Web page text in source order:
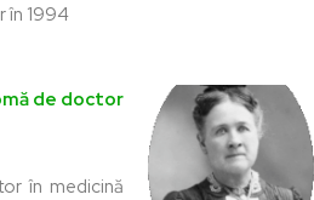
în 1994
de doctor
în medicină